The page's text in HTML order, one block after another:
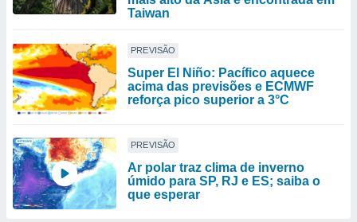
Taiwan
PREVISÃO
Super El Niño: Pacífico aquece
acima das previsões e ECMWF
reforça pico superior a 3°C
PREVISÃO
Ar polar traz clima de inverno
úmido para SP, RJ e ES; saiba o
que esperar